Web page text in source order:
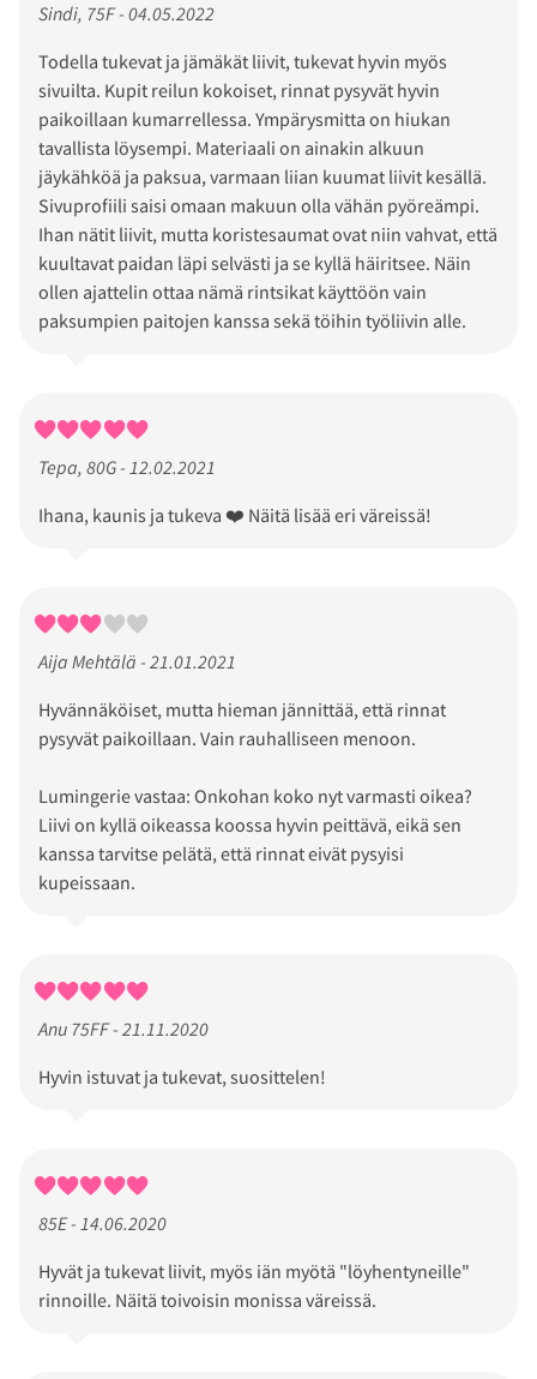
Sindi, 75F - 04.05.2022
Todella tukevat ja jämäkät liivit, tukevat hyvin myös
sivuilta. Kupit reilun kokoiset, rinnat pysyvät hyvin
paikoillaan kumarrellessa. Ympärysmitta on hiukan
tavallista löysempi. Materiaali on ainakin alkuun
jäykähköä ja paksua, varmaan liian kuumat liivit kesällä.
Sivuprofiili saisi omaan makuun olla vähän pyöreämpi.
Ihan nätit liivit, mutta koristesaumat ovat niin vahvat, että
kuultavat paidan läpi selvästi ja se kyllä häiritsee. Näin
ollen ajattelin ottaa nämä rintsikat käyttöön vain
paksumpien paitojen kanssa sekä töihin työliivin alle.
Tepa, 80G - 12.02.2021
Ihana, kaunis ja tukeva ❤️ Näitä lisää eri väreissä!
Aija Mehtälä - 21.01.2021
Hyvännäköiset, mutta hieman jännittää, että rinnat
pysyvät paikoillaan. Vain rauhalliseen menoon.
Lumingerie vastaa: Onkohan koko nyt varmasti oikea?
Liivi on kyllä oikeassa koossa hyvin peittävä, eikä sen
kanssa tarvitse pelätä, että rinnat eivät pysyisi
kupeissaan.
Anu 75FF - 21.11.2020
Hyvin istuvat ja tukevat, suosittelen!
85E - 14.06.2020
Hyvät ja tukevat liivit, myös iän myötä "löyhentyneille"
rinnoille. Näitä toivoisin monissa väreissä.